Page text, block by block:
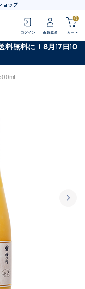
ョップ
0
料無料に！8月17日10